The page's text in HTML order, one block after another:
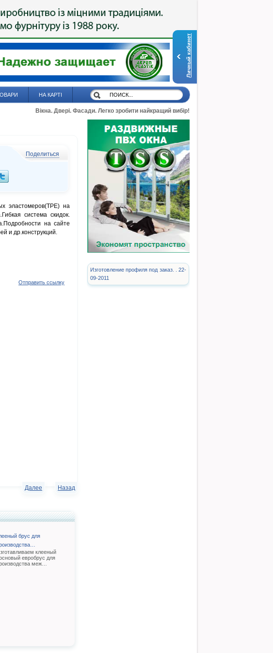
Личный кабинет
НА КАРТІ
Вікна. Двері. Фасади. Легко зробити найкращий вибір!
Поделиться
эластомеров(ТРЕ) на
система скидок.
на сайте
и др.конструкций.
Отправить ссылку
Назад
Далее
брус для
клееный
евробрус для
меж…
Изготовление профиля под заказ. . 22-
09-2011